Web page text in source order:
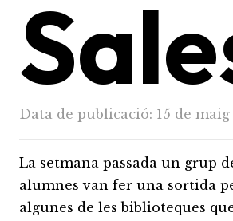
Data de publicació: 15 de
La setmana passada un grup
alumnes van fer una sortida
algunes de les biblioteques